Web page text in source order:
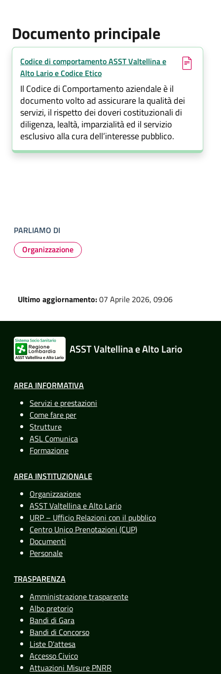
Documento principale
Codice di comportamento ASST Valtellina e
Alto Lario e Codice Etico
(si apre in una nuova finestra)
Il Codice di Comportamento aziendale è il
documento volto ad assicurare la qualità dei
servizi, il rispetto dei doveri costituzionali di
diligenza, lealtà, imparzialità ed il servizio
esclusivo alla cura dell’interesse pubblico.
PARLIAMO DI
Organizzazione
Ultimo aggiornamento:07 Aprile 2026, 09:06
ASST Valtellina e Alto Lario
AREA INFORMATIVA
Servizi e prestazioni
Come fare per
Strutture
ASL Comunica
Formazione
AREA INSTITUZIONALE
Organizzazione
ASST Valtellina e Alto Lario
URP – Ufficio Relazioni con il pubblico
Centro Unico Prenotazioni (CUP)
Documenti
Personale
TRASPARENZA
Amministrazione trasparente
Albo pretorio
Bandi di Gara
Bandi di Concorso
Liste D'attesa
Accesso Civico
Attuazioni Misure PNRR